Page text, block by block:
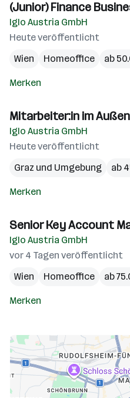
(Junior) Finance
Iglo Austria GmbH
Heute veröffentlicht
Wien
Homeoffice ab
Merken
Mitarbeiter:in im
Iglo Austria GmbH
Heute veröffentlicht
Graz und Umgebung
ab
Merken
Senior Key Account
Iglo Austria GmbH
vor 4 Tagen veröffentlicht
Wien
Homeoffice ab
Merken